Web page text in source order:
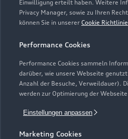
Einwilligung erteilt haben. Weitere
Privacy Manager, sowie zu Ihren
können Sie in unserer Cookie Richtlinie
Performance Cookies
Performance Cookies sammeln
darüber, wie unsere Webseite
Anzahl der Besuche, Verweildauer).
werden zur Optimierung der
Einstellungen anpassen
Marketing Cookies
Modelle
Elektromodelle
Plug-in-Hybride
Neuwagensuche
Gebrauchtwagensuche
Service & Zubehör
Saisonale Angebote
Audi Services
Garantie
Support
Über Audi